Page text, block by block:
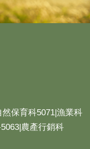
保育科5071|漁業科
農產行銷科